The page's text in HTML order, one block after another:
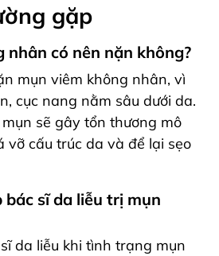
gặp
nhân có nên nặn không?
mụn viêm không nhân, vì
cục nang nằm sâu dưới da.
sẽ gây tổn thương mô
vỡ cấu trúc da và để lại sẹo
bác sĩ da liễu trị mụn
da liễu khi tình trạng mụn